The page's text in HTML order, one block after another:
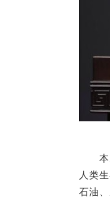
人类
石油